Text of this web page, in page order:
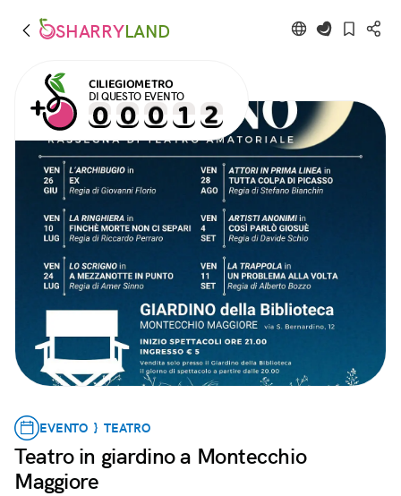
SHARRYLAND
CILIEGIOMETRO
DI QUESTO EVENTO
EVENTO } TEATRO
Teatro in giardino a Montecchio
Maggiore